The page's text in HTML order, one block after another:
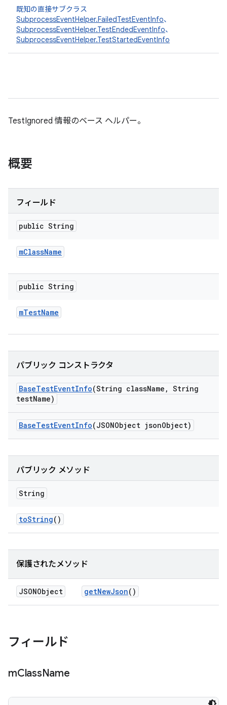
既知の直接サブクラス
SubprocessEventHelper.FailedTestEventInfo、
SubprocessEventHelper.TestEndedEventInfo、
SubprocessEventHelper.TestStartedEventInfo
TestIgnored 情報のベース ヘルパー。
概要
フィールド
public String
mClassName
public String
mTestName
パブリック コンストラクタ
BaseTestEventInfo(String className , String
testName)
BaseTestEventInfo(JSONObject jsonObject)
パブリック メソッド
String
toString()
保護されたメソッド
JSONObject getNewJson()
フィールド
mClassName